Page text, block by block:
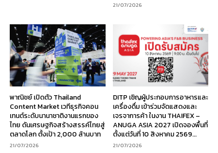
21/07/2026
พาณิชย์ เปิดตัว Thailand
Content Market เวทีธุรกิจคอน
เทนต์ระดับนานาชาติงานแรกของ
ไทย ดันเศรษฐกิจสร้างสรรค์ไทยสู่
ตลาดโลก ตั้งเป้า 2,000 ล้านบาท
21/07/2026
DITP เชิญผู้ประกอบการอาหารและ
เครื่องดื่ม เข้าร่วมจัดแสดงและ
เจรจาการค้า ในงาน THAIFEX –
ANUGA ASIA 2027 เปิดจองพื้นที่
ตั้งแต่วันที่ 10 สิงหาคม 2569...
21/07/2026